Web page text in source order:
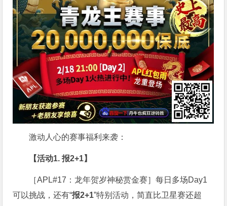
激动人心的赛事福利来袭：
【活动1. 报2+1】
［APL#17：龙年贺岁神秘赏金赛］每日多场Day1
可以挑战，还有“报2+1”特别活动，简直比卫星赛还超